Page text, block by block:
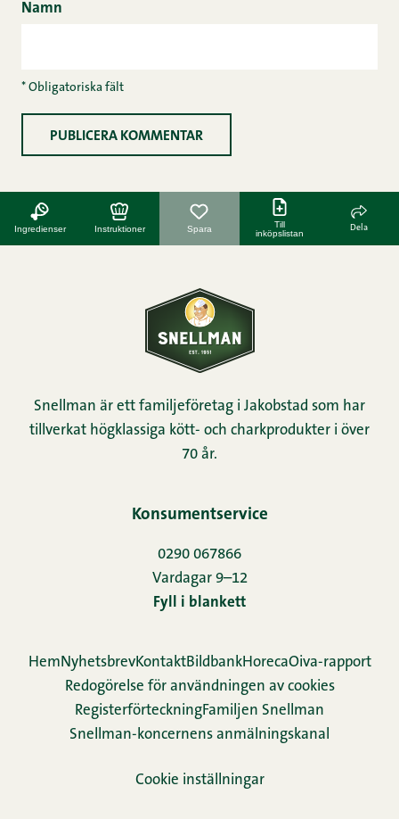
Namn
* Obligatoriska fält
Ingredienser Instruktioner Spara
Till
inköpslistan
Dela
Snellman är ett familjeföretag i Jakobstad som har
tillverkat högklassiga kött- och charkprodukter i över
70 år.
Konsumentservice
0290 067866
Vardagar 9–12
Fyll i blankett
HemNyhetsbrevKontaktBildbankHorecaOiva-rapport
Redogörelse för användningen av cookies
Re­gis­ter­för­teck­ningFamiljen Snellman
Snellman-koncernens anmälningskanal
Cookie inställningar